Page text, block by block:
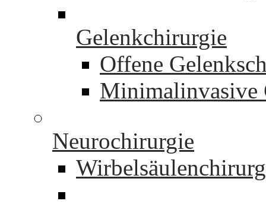
Gelenkchirurgie
Offene
Minimalinvasive
Neurochirurgie